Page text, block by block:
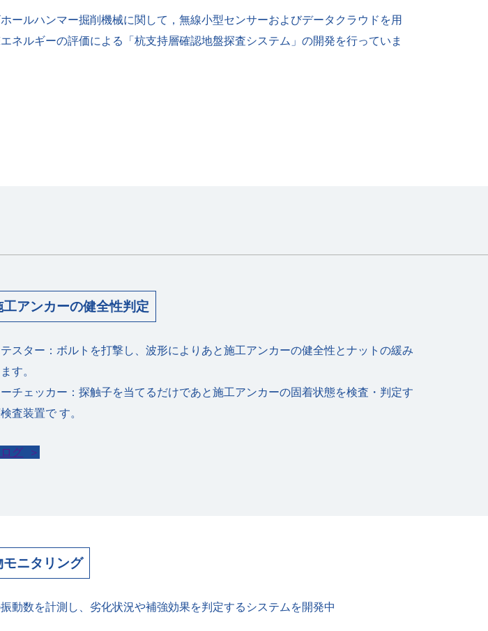
ールハンマー掘削機械に関して，無線小型センサーおよびデータクラウドを⽤
ネルギーの評価による「杭支持層確認地盤探査システム」の開発を⾏っていま
⼯アンカーの健全性判定
スター：ボルトを打撃し、波形によりあと施⼯アンカーの健全性とナットの緩み
す。
チェッカー：探触⼦を当てるだけであと施⼯アンカーの固着状態を検査・判定す
査装置で す。
グ
モニタリング
動数を計測し、劣化状況や補強効果を判定するシステムを開発中